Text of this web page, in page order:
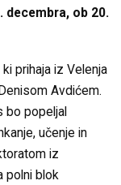
decembra, ob 20.
prihaja iz Velenja
Avdićem.
bo popeljal
učenje in
iz
polni blok